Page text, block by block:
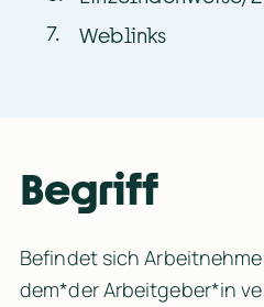
7. Weblinks
Begriff
Befindet sich
dem*der Arbeitgeber*in